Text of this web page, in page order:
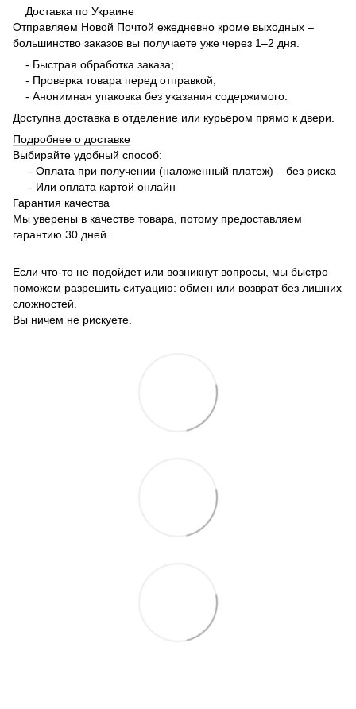
Доставка по Украине
Отправляем Новой Почтой ежедневно кроме выходных –
большинство заказов вы получаете уже через 1–2 дня.
- Быстрая обработка заказа;
- Проверка товара перед отправкой;
- Анонимная упаковка без указания содержимого.
Доступна доставка в отделение или курьером прямо к двери.
Подробнее о доставке
Выбирайте удобный способ:
- Оплата при получении (наложенный платеж) – без риска
- Или оплата картой онлайн
Гарантия качества
Мы уверены в качестве товара, потому предоставляем
гарантию 30 дней.
Если что-то не подойдет или возникнут вопросы, мы быстро
поможем разрешить ситуацию: обмен или возврат без лишних
сложностей.
Вы ничем не рискуете.